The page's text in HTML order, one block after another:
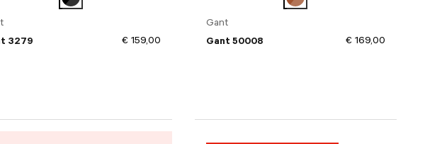
3279
€ 159,00
Gant
Gant 50008
€ 169,00